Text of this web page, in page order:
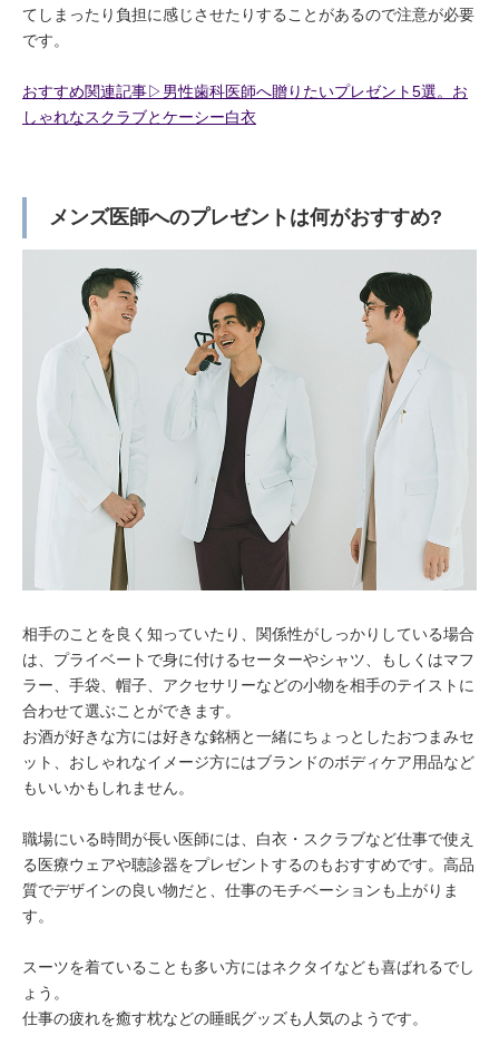
てしまったり負担に感じさせたりすることがあるので注意が必要
です。
おすすめ関連記事▷男性歯科医師へ贈りたいプレゼント5選。お
しゃれなスクラブとケーシー白衣
メンズ医師へのプレゼントは何がおすすめ?
相手のことを良く知っていたり、関係性がしっかりしている場合
は、プライベートで身に付けるセーターやシャツ、もしくはマフ
ラー、手袋、帽子、アクセサリーなどの小物を相手のテイストに
合わせて選ぶことができます。
お酒が好きな方には好きな銘柄と一緒にちょっとしたおつまみセ
ット、おしゃれなイメージ方にはブランドのボディケア用品など
もいいかもしれません。
職場にいる時間が長い医師には、白衣・スクラブなど仕事で使え
る医療ウェアや聴診器をプレゼントするのもおすすめです。高品
質でデザインの良い物だと、仕事のモチベーションも上がりま
す。
スーツを着ていることも多い方にはネクタイなども喜ばれるでし
ょう。
仕事の疲れを癒す枕などの睡眠グッズも人気のようです。